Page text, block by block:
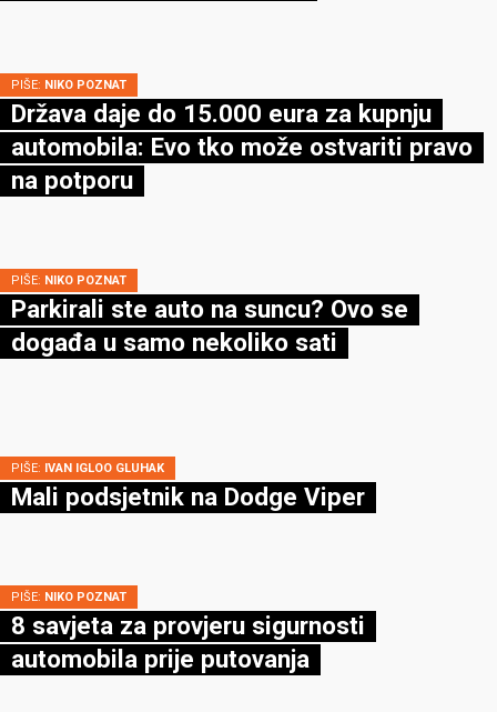
PIŠE: NIKO POZNAT
Država daje do 15.000 eura za kupnju
automobila: Evo tko može ostvariti pravo
na potporu
PIŠE: NIKO POZNAT
Parkirali ste auto na suncu? Ovo se
događa u samo nekoliko sati
PIŠE: IVAN IGLOO GLUHAK
Mali podsjetnik na Dodge Viper
PIŠE: NIKO POZNAT
8 savjeta za provjeru sigurnosti
automobila prije putovanja